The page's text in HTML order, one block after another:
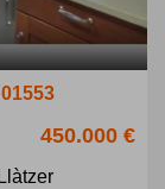
450.000 €